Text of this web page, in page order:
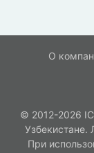
О
© 2012-2026
При